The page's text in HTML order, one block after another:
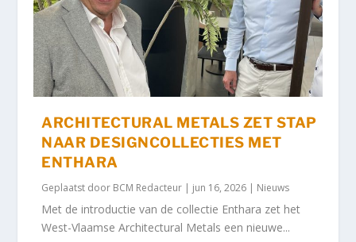
ARCHITECTURAL METALS ZET STAP
NAAR DESIGNCOLLECTIES MET
ENTHARA
Geplaatst door BCM Redacteur | jun 16, 2026 | Nieuws
Met de introductie van de collectie Enthara zet het
West-Vlaamse Architectural Metals een nieuwe...